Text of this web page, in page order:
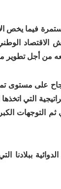
فيما يخص
من أجل تطوير
على مستوى
التي
ثم التوجهات
ببلادنا